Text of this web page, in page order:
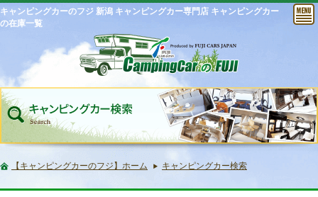
キャンピングカーのフジ 新潟 キャンピングカー専門店 キャンピングカー
の在庫一覧
【キャンピングカーのフジ】ホーム キャンピングカー検索